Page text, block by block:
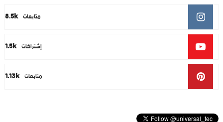
8.5k متابعات
1.5k إشتراكات
1.13k متابعات